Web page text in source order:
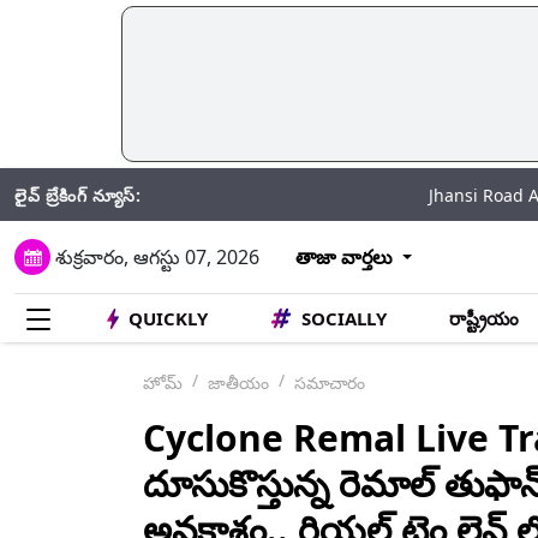
లైవ్ బ్రేకింగ్ న్యూస్: Jhansi Road
శుక్రవారం, ఆగస్టు 07, 2026 తాజా వార్తలు
QUICKLY SOCIALLY రాష్ట్రీయం
హోమ్ జాతీయం సమాచారం
Cyclone Remal Live
దూసుకొస్తున్న రెమాల్‌